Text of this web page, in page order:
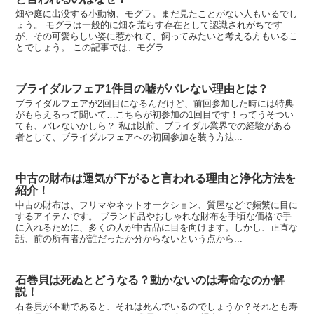
畑や庭に出没する小動物、モグラ。まだ見たことがない人もいるでし
ょう。 モグラは一般的に畑を荒らす存在として認識されがちです
が、その可愛らしい姿に惹かれて、飼ってみたいと考える方もいるこ
とでしょう。 この記事では、モグラ...
ブライダルフェア1件目の嘘がバレない理由とは？
ブライダルフェアが2回目になるんだけど、前回参加した時には特典
がもらえるって聞いて…こちらが初参加の1回目です！ってうそつい
ても、バレないかしら？ 私は以前、ブライダル業界での経験がある
者として、ブライダルフェアへの初回参加を装う方法...
中古の財布は運気が下がると言われる理由と浄化方法を
紹介！
中古の財布は、フリマやネットオークション、質屋などで頻繁に目に
するアイテムです。 ブランド品やおしゃれな財布を手頃な価格で手
に入れるために、多くの人が中古品に目を向けます。しかし、正直な
話、前の所有者が誰だったか分からないという点から...
石巻貝は死ぬとどうなる？動かないのは寿命なのか解
説！
石巻貝が不動であると、それは死んでいるのでしょうか？それとも寿